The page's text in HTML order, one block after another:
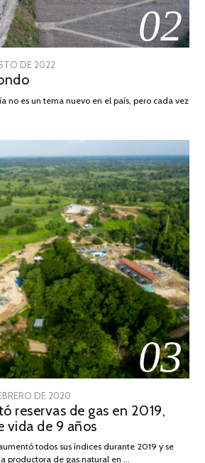
02
DE 2022
DE
no es un tema nuevo en el país, pero cada vez
03
DE 2020
DE
JULIO
2025
reservas de gas en 2019,
vida de 9 años
todos sus índices durante 2019 y se
productora de gas natural en …